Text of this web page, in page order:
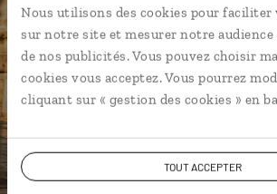
Nous utilisons des cookies pour
sur notre site et mesurer notre
de nos publicités. Vous pouvez choisir
cookies vous acceptez. Vous pourrez
cliquant sur « gestion des cookies » en
TOUT ACCEPTER
Échangez en face à face ou
connectés en agence, mais
téléphone.
Vous gardez le même
pendant et après votre voyage.